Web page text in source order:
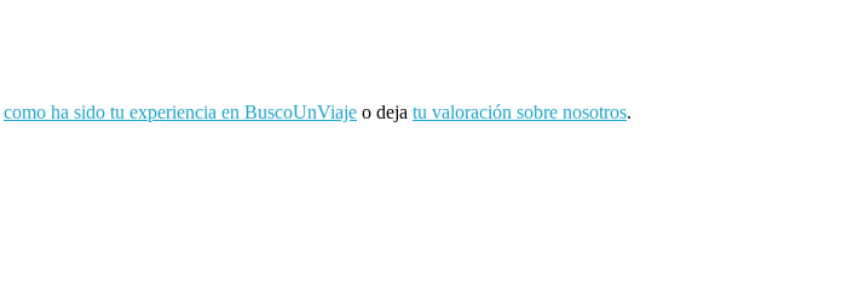
como ha sido tu experiencia en BuscoUnViaje o deja tu valoración sobre nosotros.